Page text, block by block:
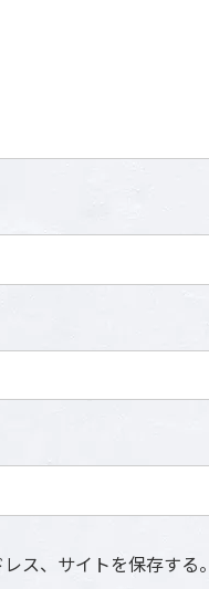
ス、サイトを保存する。